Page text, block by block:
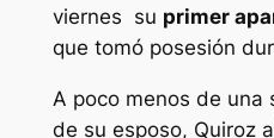
viernes su primer
que tomó posesión
A poco menos de una
de su esposo, Quiroz